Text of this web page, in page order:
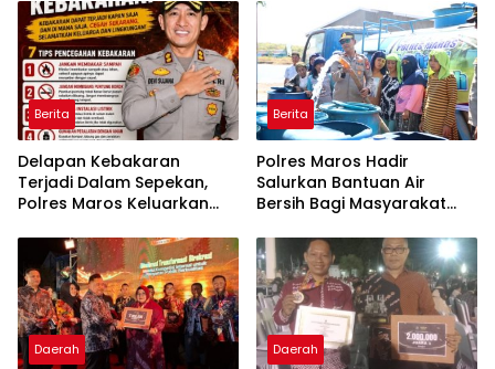
Berita
Delapan Kebakaran
Terjadi Dalam Sepekan,
Polres Maros Keluarkan
Masyarakat
Berita
Polres Maros Hadir
Salurkan Bantuan Air
Bersih Bagi Masyarakat
Di Maros
Daerah Daerah